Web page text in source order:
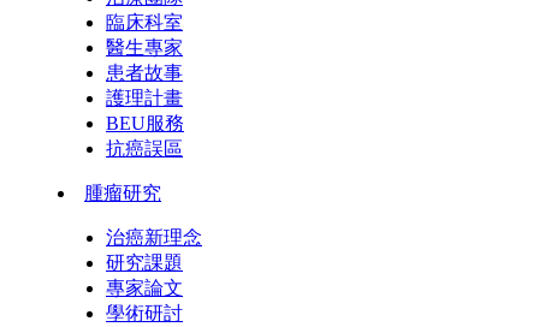
臨床科室
醫生專家
患者故事
護理計畫
BEU服務
抗癌誤區
腫瘤研究
治癌新理念
研究課題
專家論文
學術研討